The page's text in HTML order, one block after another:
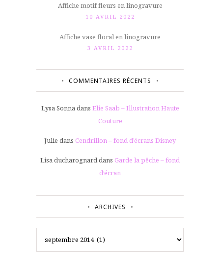
Affiche motif fleurs en linogravure
10 AVRIL 2022
Affiche vase floral en linogravure
3 AVRIL 2022
COMMENTAIRES RÉCENTS
Lysa Sonnadans Elie Saab – Illustration Haute
Couture
Julie dans Cendrillon – fond d’écrans Disney
Lisa ducharognarddans Garde la pêche – fond
d’écran
ARCHIVES